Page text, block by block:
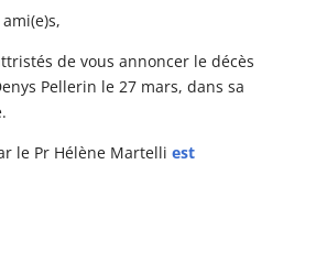
de vous annoncer le décès
Pellerin le 27 mars, dans sa
le Pr Hélène Martelli est